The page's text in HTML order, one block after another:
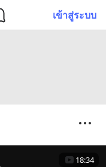
เข้าสู่ระบบ
18:34